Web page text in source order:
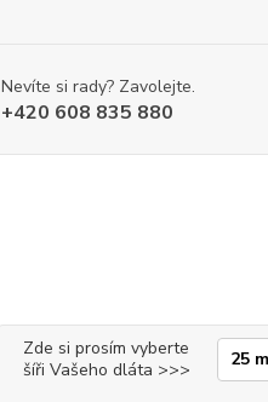
Nevíte si rady? Zavolejte.
+420 608 835 880
Zde si prosím vyberte
šíři Vašeho dláta >>>